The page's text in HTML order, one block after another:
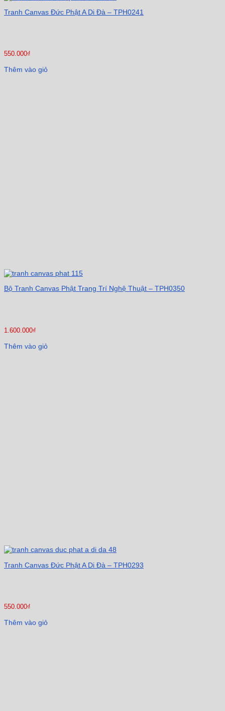
Tranh Canvas Đức Phật A Di Đà – TPH0241
550.000₫
Thêm vào giỏ
Bộ Tranh Canvas Phật Trang Trí Nghệ Thuật – TPH0350
1.600.000₫
Thêm vào giỏ
Tranh Canvas Đức Phật A Di Đà – TPH0293
550.000₫
Thêm vào giỏ